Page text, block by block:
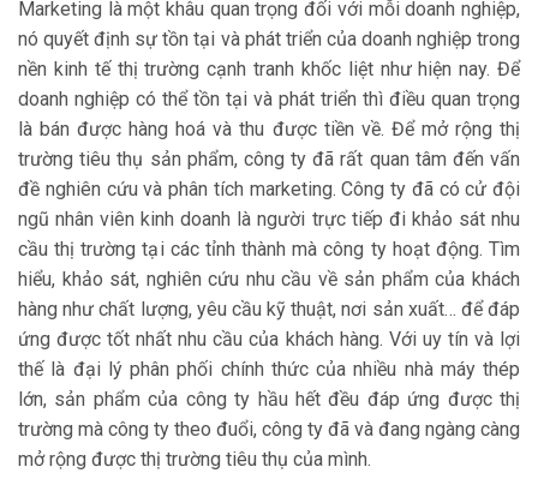
Marketing là một khâu quan trọng đối với mỗi doanh nghiệp,
nó quyết định sự tồn tại và phát triển của doanh nghiệp trong
nền kinh tế thị trường cạnh tranh khốc liệt như hiện nay. Để
doanh nghiệp có thể tồn tại và phát triển thì điều quan trọng
là bán được hàng hoá và thu được tiền về. Để mở rộng thị
trường tiêu thụ sản phẩm, công ty đã rất quan tâm đến vấn
đề nghiên cứu và phân tích marketing. Công ty đã có cử đội
ngũ nhân viên kinh doanh là người trực tiếp đi khảo sát nhu
cầu thị trường tại các tỉnh thành mà công ty hoạt động. Tìm
hiểu, khảo sát, nghiên cứu nhu cầu về sản phẩm của khách
hàng như chất lượng, yêu cầu kỹ thuật, nơi sản xuất… để đáp
ứng được tốt nhất nhu cầu của khách hàng. Với uy tín và lợi
thế là đại lý phân phối chính thức của nhiều nhà máy thép
lớn, sản phẩm của công ty hầu hết đều đáp ứng được thị
trường mà công ty theo đuổi, công ty đã và đang ngàng càng
mở rộng được thị trường tiêu thụ của mình.